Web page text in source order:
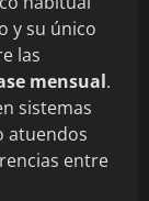
y su único
las
mensual.
sistemas
atuendos
entre